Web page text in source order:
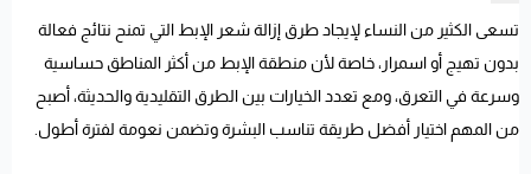
تسعى الكثير من النساء لإيجاد طرق إزالة شعر الإبط التي تمنح نتائج فعالة
بدون تهيج أو اسمرار، خاصة لأن منطقة الإبط من أكثر المناطق حساسية
وسرعة في التعرق، ومع تعدد الخيارات بين الطرق التقليدية والحديثة، أصبح
من المهم اختيار أفضل طريقة تناسب البشرة وتضمن نعومة لفترة أطول.